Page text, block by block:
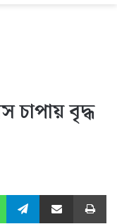
চাপায় বৃদ্ধ
WhatsAppTelegramShare via Email